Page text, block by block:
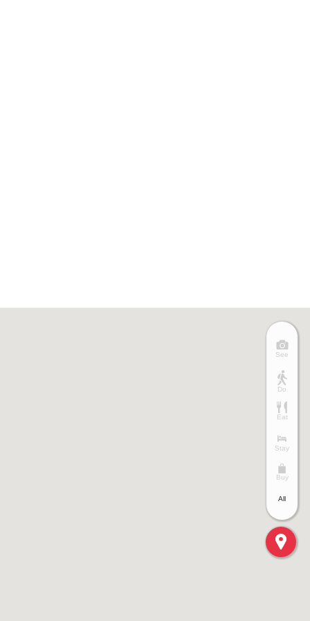
See
Do
Eat
Stay
Buy
All